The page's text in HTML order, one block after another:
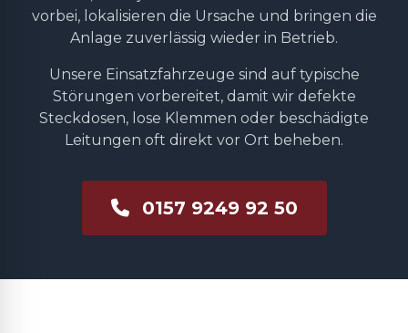
vorbei, lokalisieren die Ursache und bringen die
Anlage zuverlässig wieder in Betrieb.
Unsere Einsatzfahrzeuge sind auf typische
Störungen vorbereitet, damit wir defekte
Steckdosen, lose Klemmen oder beschädigte
Leitungen oft direkt vor Ort beheben.
0157 9249 92 50